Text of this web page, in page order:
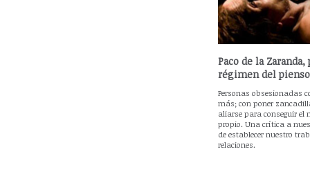
Paco de la Zaranda,
régimen del pienso
Personas obsesionadas
más; con poner
aliarse para conseguir el
propio. Una crítica a
de establecer nuestro
relaciones.